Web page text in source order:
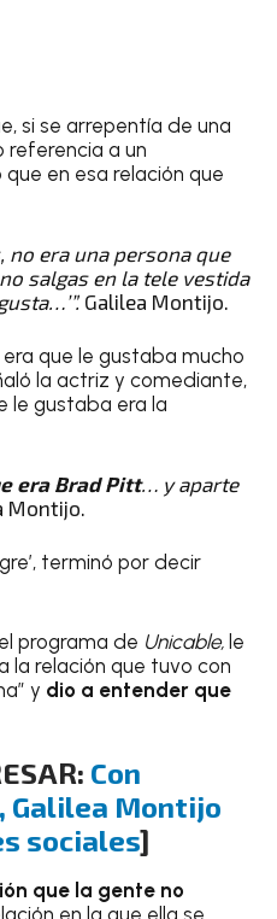
si se arrepentía de una
referencia a un
que en esa relación que
no era una persona que
salgas en la tele vestida
Galilea Montijo.
que le gustaba mucho
la actriz y comediante,
le gustaba era la
era Brad Pitt… y aparte
Montijo.
terminó por decir
programa de Unicable, le
la relación que tuvo con
y dio a entender que
Con
Galilea Montijo
sociales]
que la gente no